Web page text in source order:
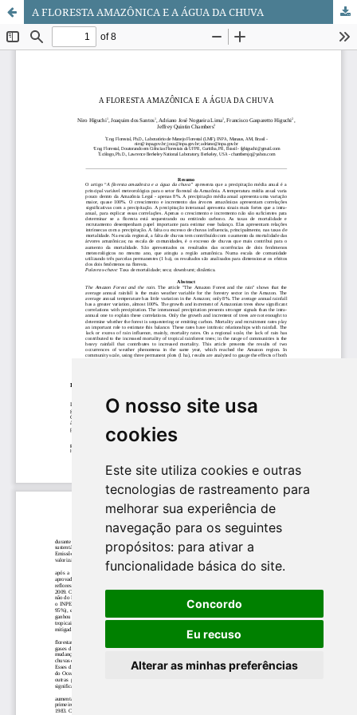
O nosso site usa
cookies
Este site utiliza cookies e outras
tecnologias de rastreamento para
melhorar sua experiência de
navegação para os seguintes
propósitos: para ativar a
funcionalidade básica do site.
Concordo
Eu recuso
Alterar as minhas preferências
A FLORESTA AMAZÔNICA E A ÁGUA DA CHUVA